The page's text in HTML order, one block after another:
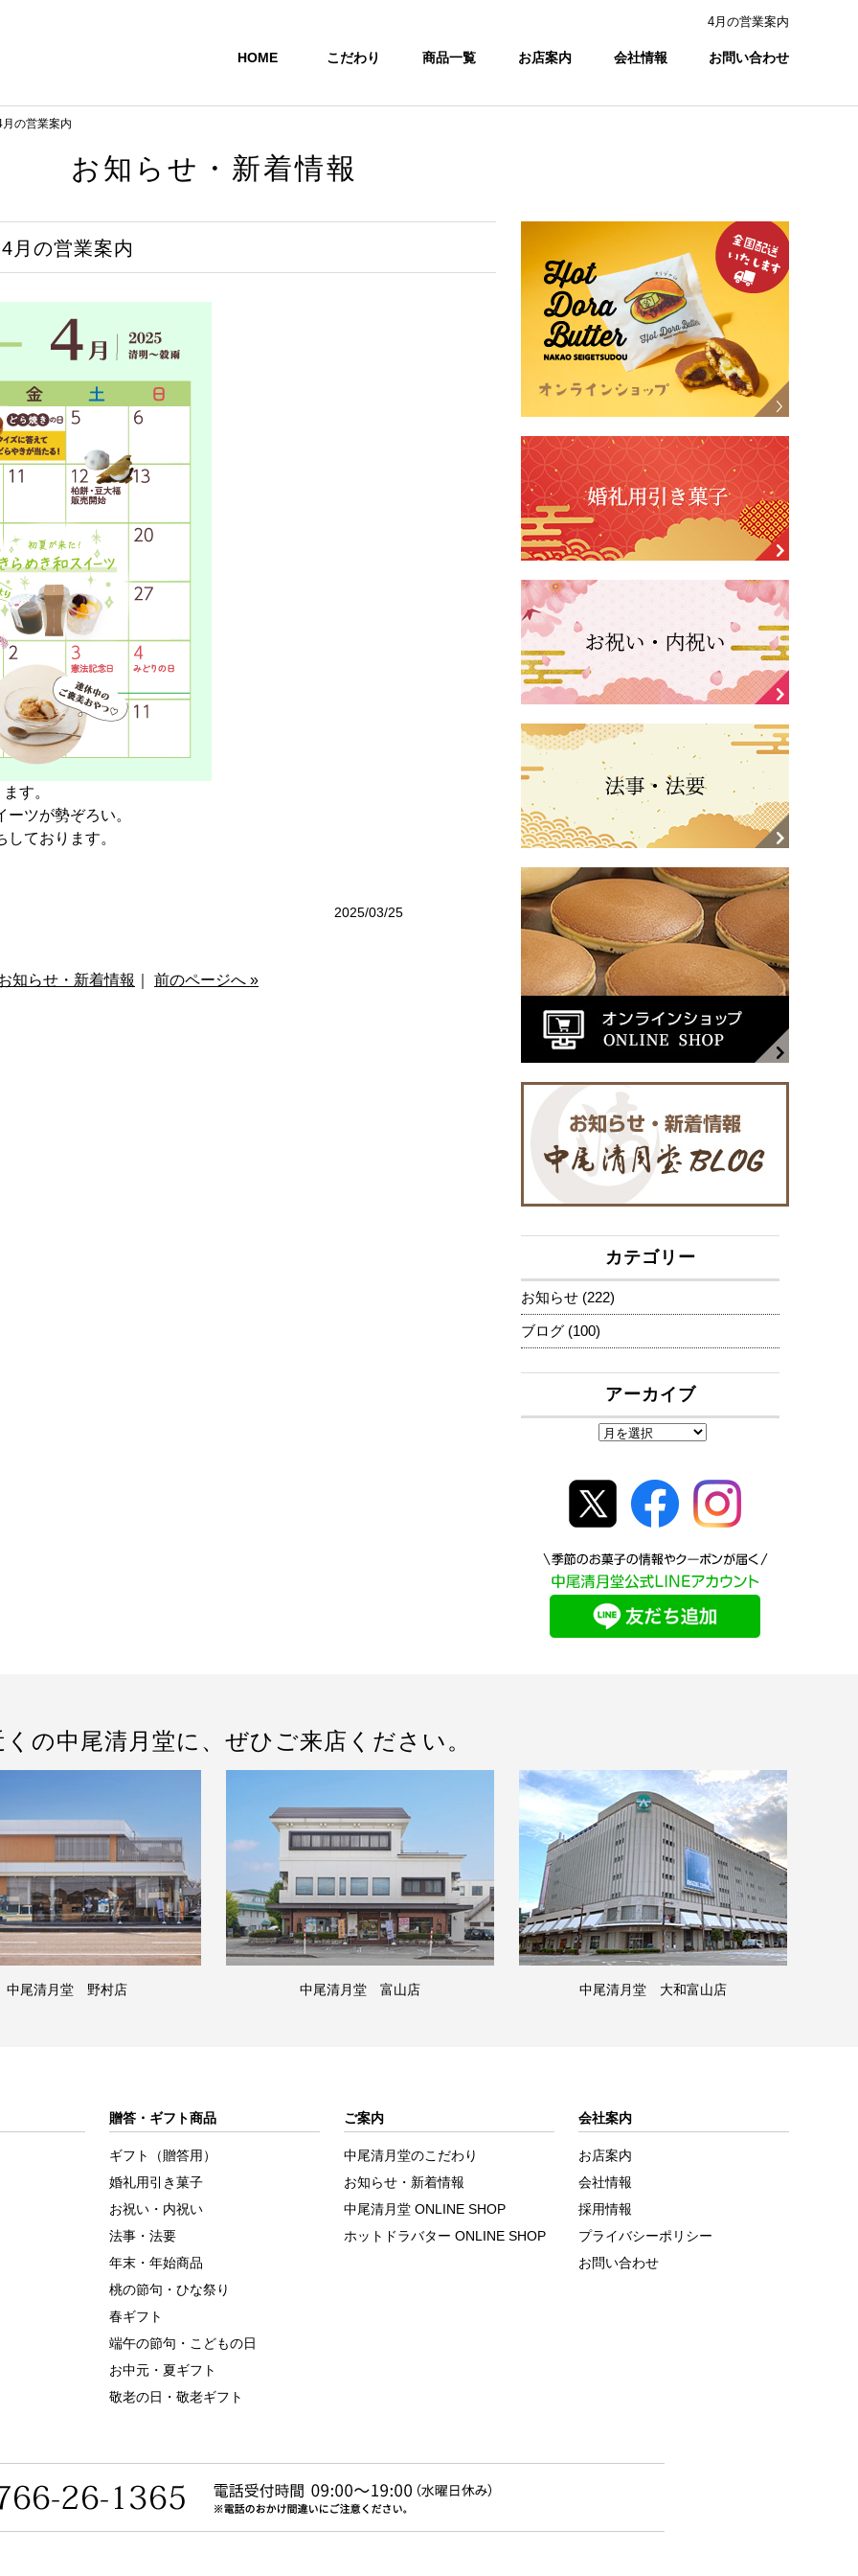
4月の営業案内
HOME こだわり 商品一覧 お店案内 会社情報 お問い合わせ
月の営業案内
お知らせ・新着情報
4月の営業案内
す。
ツが勢ぞろい。
ております。
2025/03/25
知らせ・新着情報 前のページへ »
カテゴリー
お知らせ (222)
ブログ (100)
アーカイブ
くの中尾清月堂に、ぜひご来店ください。
中尾清月堂 野村店 中尾清月堂 富山店 中尾清月堂 大和富山店
贈答・ギフト商品
ギフト（贈答用）
婚礼用引き菓子
お祝い・内祝い
法事・法要
年末・年始商品
桃の節句・ひな祭り
春ギフト
端午の節句・こどもの日
お中元・夏ギフト
敬老の日・敬老ギフト
ご案内
中尾清月堂のこだわり
お知らせ・新着情報
中尾清月堂 ONLINE SHOP
ホットドラバター ONLINE SHOP
会社案内
お店案内
会社情報
採用情報
プライバシーポリシー
お問い合わせ